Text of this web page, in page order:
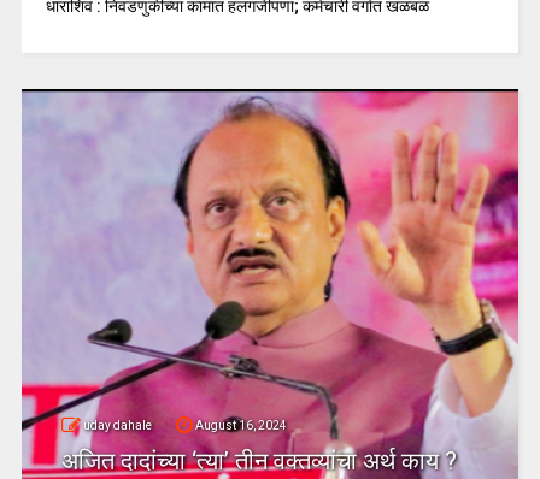
धाराशिव : निवडणुकीच्या कामात हलगर्जीपणा; कर्मचारी वर्गात खळबळ
uday dahale August 16, 2024
अजित दादांच्या ‘त्या’ तीन वक्तव्यांचा अर्थ काय ?